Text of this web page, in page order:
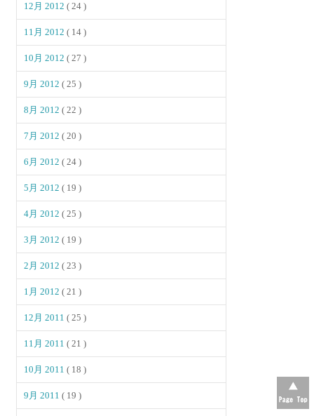
12月 2012( 24 )
11月 2012( 14 )
10月 2012( 27 )
9月 2012( 25 )
8月 2012( 22 )
7月 2012( 20 )
6月 2012( 24 )
5月 2012( 19 )
4月 2012( 25 )
3月 2012( 19 )
2月 2012( 23 )
1月 2012( 21 )
12月 2011( 25 )
11月 2011( 21 )
10月 2011( 18 )
9月 2011( 19 )